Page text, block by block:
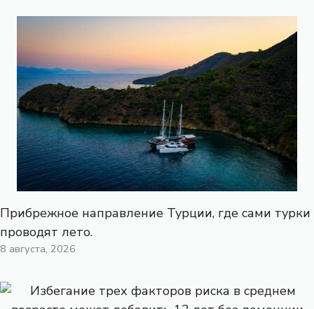
Прибрежное направление Турции, где сами турки
проводят лето.
8 августа, 2026